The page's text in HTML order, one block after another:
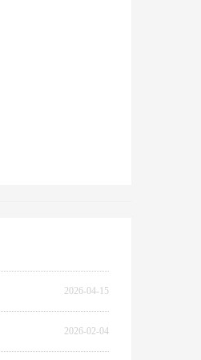
2026-04-15
2026-02-04